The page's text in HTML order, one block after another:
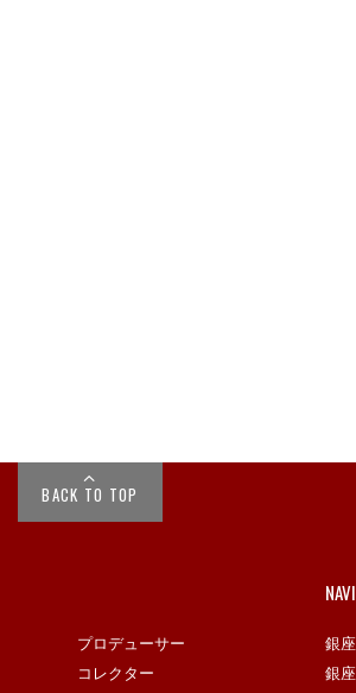
BACK TO TOP
プロデューサー
コレクター
銀
銀